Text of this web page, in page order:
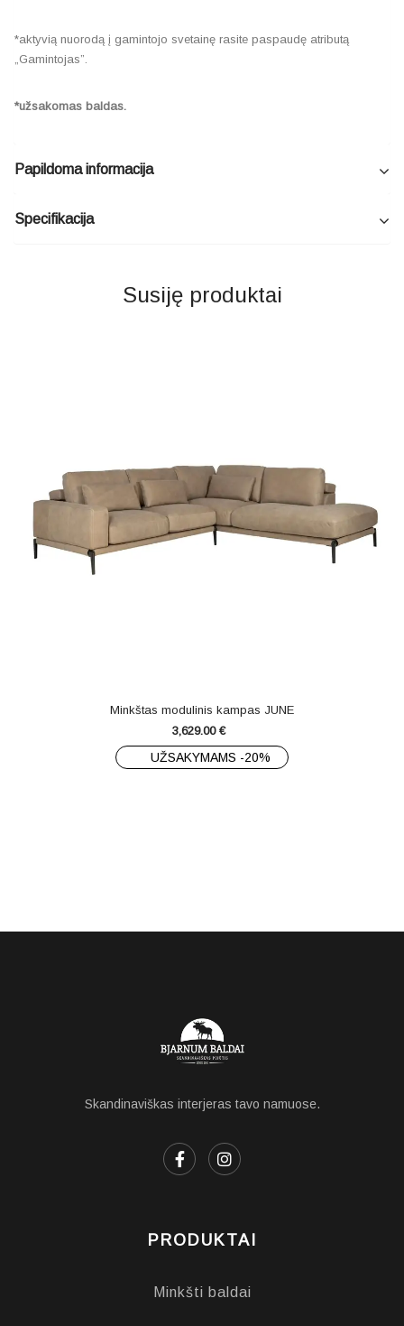
*aktyvią nuorodą į gamintojo svetainę rasite paspaudę atributą
„Gamintojas”.
*užsakomas baldas.
Papildoma informacija
Specifikacija
Susiję produktai
Minkštas modulinis kampas JUNE
3,629.00 €
UŽSAKYMAMS -20%
Skandinaviškas interjeras tavo namuose.
PRODUKTAI
Minkšti baldai